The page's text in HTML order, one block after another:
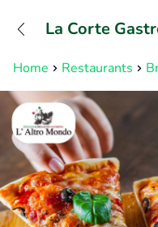
Home Restaurants
La Corte